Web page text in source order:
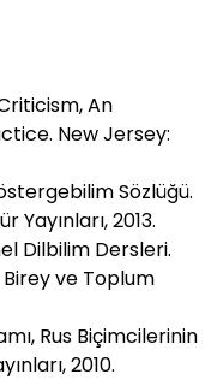
An
New Jersey:
Sözlüğü.
Yayınları, 2013.
Dilbilim Dersleri.
ve Toplum
Rus Biçimcilerinin
2010.